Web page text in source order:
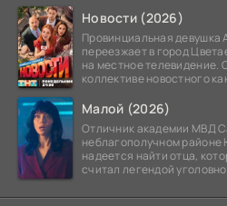
Новости (2026)
Провинциальная девушка
переезжает в город
на местное телевидение.
коллективе новостного
Малой (2026)
Отличник академии МВД
неблагополучном районе
надеется найти отца,
считал легендой